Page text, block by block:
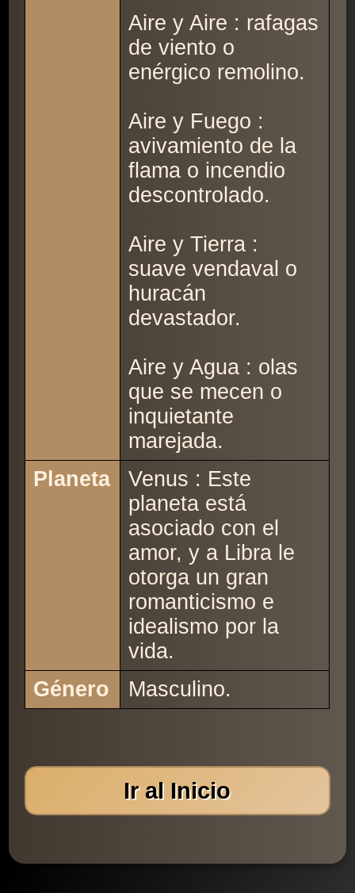
Aire y Aire : rafagas
de viento o
enérgico remolino.
Aire y Fuego :
avivamiento de la
flama o incendio
descontrolado.
Aire y Tierra :
suave vendaval o
huracán
devastador.
Aire y Agua : olas
que se mecen o
inquietante
marejada.
Planeta
Venus : Este
planeta está
asociado con el
amor, y a Libra le
otorga un gran
romanticismo e
idealismo por la
vida.
Género
Masculino.
Ir al Inicio